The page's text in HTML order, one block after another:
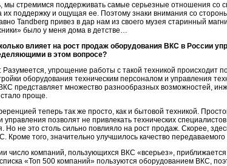
мы стремимся поддерживать самые серьезные отношения со
их поддержку и ощущая ее. Поэтому знаки внимания со
Tandberg привез в дар нам из своего музея старинный
было у меня дома в детстве…
влияет на рост продаж оборудования ВКС в России
в этом вопросе?
: Разумеется, упрощение работы с такой техникой происходит
оборудования техническим персоналом и управления
представляет множество разнообразных возможностей,
проще.
теперь так же просто, как и бытовой техникой.
управления позволят не привлекать технических
Но не это столь сильно повлияло на рост продаж. Скорее,
Кроме того, значительно улучшилось качество
число компаний, пользующихся ВКС «всерьез»,
«Топ 500 компаний» пользуются оборудованием ВКС,